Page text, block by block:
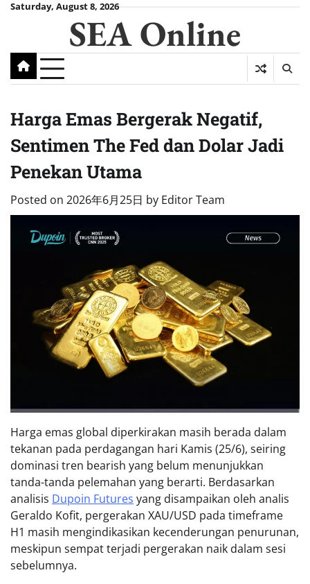
SkipSaturday, August 8, 2026
SEA Online
Harga Emas Bergerak Negatif,
Sentimen The Fed dan Dolar Jadi
Penekan Utama
Posted on 2026年6月25日 by Editor Team
Harga emas global diperkirakan masih berada dalam
tekanan pada perdagangan hari Kamis (25/6), seiring
dominasi tren bearish yang belum menunjukkan
tanda-tanda pelemahan yang berarti. Berdasarkan
analisis Dupoin Futures yang disampaikan oleh analis
Geraldo Kofit, pergerakan XAU/USD pada timeframe
H1 masih mengindikasikan kecenderungan penurunan,
meskipun sempat terjadi pergerakan naik dalam sesi
sebelumnya.